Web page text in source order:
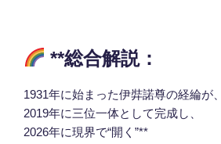
**総合解説：
1931年に始まった伊弉諾尊の経綸が、
2019年に三位一体として完成し、
2026年に現界で“開く”**